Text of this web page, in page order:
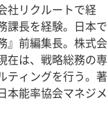
社リクルートで経
課長を経験。日本で
』前編集長。株式会
在は、戦略総務の専
ティングを行う。著
本能率協会マネジメ